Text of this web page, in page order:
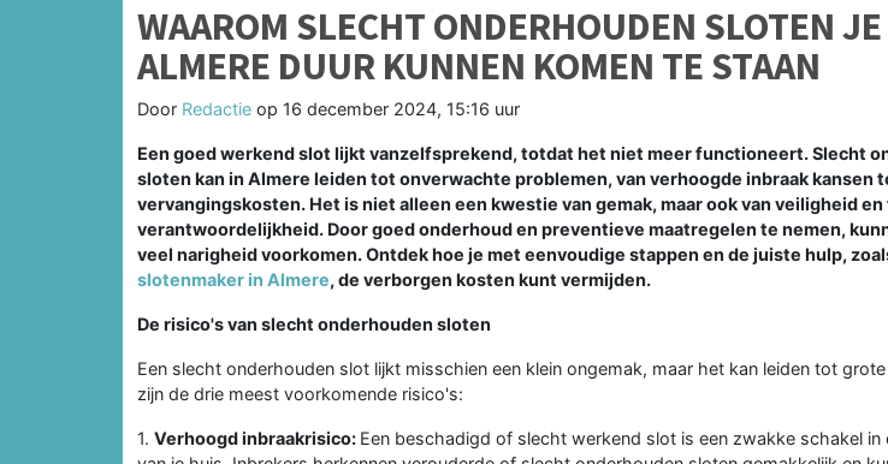
WAAROM SLECHT ONDERHOUDEN SLOTEN
ALMERE DUUR KUNNEN KOMEN TE STAAN
Door Redactie op 16 december 2024, 15:16 uur
Een goed werkend slot lijkt vanzelfsprekend, totdat het niet meer functioneert. Slecht
sloten kan in Almere leiden tot onverwachte problemen, van verhoogde inbraak kansen
vervangingskosten. Het is niet alleen een kwestie van gemak, maar ook van veiligheid
verantwoordelijkheid. Door goed onderhoud en preventieve maatregelen te nemen,
veel narigheid voorkomen. Ontdek hoe je met eenvoudige stappen en de juiste hulp,
slotenmaker in Almere, de verborgen kosten kunt vermijden.
De risico's van slecht onderhouden sloten
Een slecht onderhouden slot lijkt misschien een klein ongemak, maar het kan leiden tot
zijn de drie meest voorkomende risico's:
1. Verhoogd inbraakrisico: Een beschadigd of slecht werkend slot is een zwakke schakel in